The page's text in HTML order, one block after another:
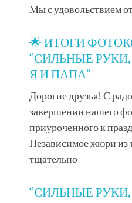
Мы с удовольствием
🌟 ИТОГИ
“СИЛЬНЫЕ
Я И ПАПА”
Дорогие друзья! С
завершении нашего
приуроченного к
Независимое жюри из
тщательно
“СИЛЬНЫЕ